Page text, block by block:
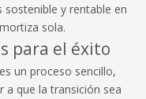
sostenible y rentable en
sola.
para el éxito
un proceso sencillo,
a que la transición sea